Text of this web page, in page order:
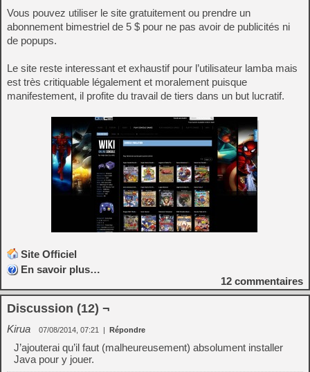
Vous pouvez utiliser le site gratuitement ou prendre un
abonnement bimestriel de 5 $ pour ne pas avoir de publicités ni
de popups.
Le site reste interessant et exhaustif pour l’utilisateur lamba mais
est très critiquable légalement et moralement puisque
manifestement, il profite du travail de tiers dans un but lucratif.
Site Officiel
En savoir plus…
12 commentaires
Discussion (12) ¬
Kirua 07/08/2014, 07:21 | Répondre
J’ajouterai qu’il faut (malheureusement) absolument installer
Java pour y jouer.